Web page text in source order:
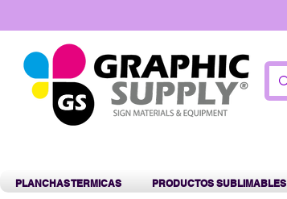
PLANCHAS TERMICAS PRODUCTOS SUBLIMABLES